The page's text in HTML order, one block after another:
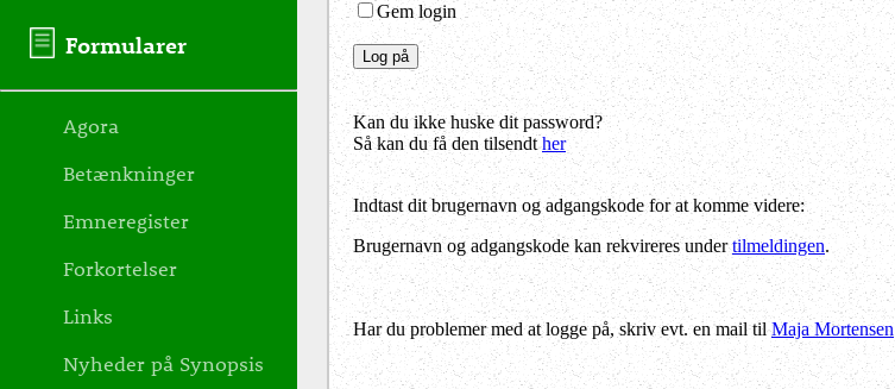
Gem login
Kan du ikke huske dit password?
Så kan du få den tilsendther
Indtast dit brugernavn og adgangskode for at komme videre:
Brugernavn og adgangskode kan rekvireres undertilmeldingen.
Har du problemer med at logge på, skriv evt. en mail tilMaja Mortensen
Formularer
Agora
Betænkninger
Emneregister
Forkortelser
Links
Nyheder på Synopsis